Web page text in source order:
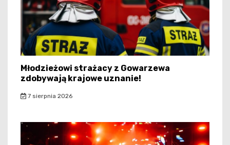
Młodzieżowi strażacy z Gowarzewa
zdobywają krajowe uznanie!
7 sierpnia 2026